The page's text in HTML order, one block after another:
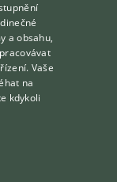
a obsahu,
Vaše
na
kdykoli